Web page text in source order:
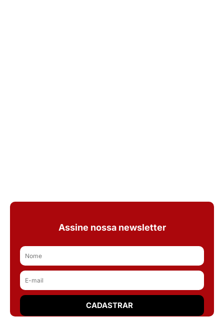
Assine nossa newsletter